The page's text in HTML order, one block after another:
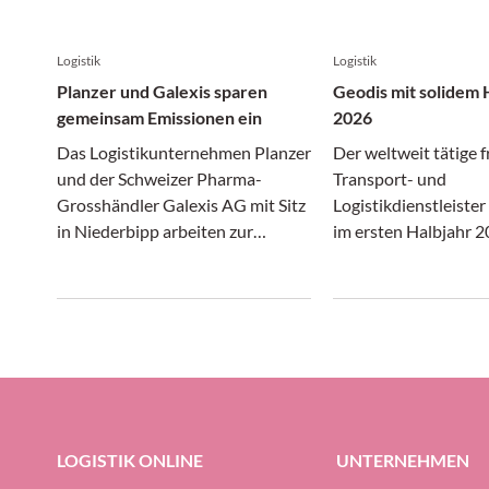
Logistik
Planzer und Galexis sparen
gemeinsam Emissionen ein
Das Logistikunternehmen Planzer
und der Schweizer Pharma-
Grosshändler Galexis AG mit Sitz
in Niederbipp arbeiten zur
Logistik
Geodis mit solidem
2026
Der weltweit tätige
Transport- und
Logistikdienstleister
im ersten Halbjahr
halten.
LOGISTIK ONLINE UNTERNEHMEN